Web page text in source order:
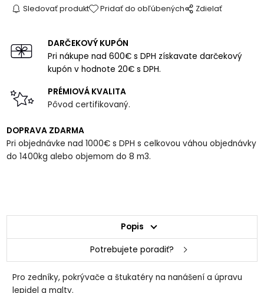
Sledovať produkt Pridať do obľúbených Zdielať
DARČEKOVÝ KUPÓN
Pri nákupe nad 600€ s DPH získavate darčekový
kupón v hodnote 20€ s DPH.
PRÉMIOVÁ KVALITA
Pôvod certifikovaný.
DOPRAVA ZDARMA
Pri objednávke nad 1000€ s DPH s celkovou váhou objednávky
do 1400kg alebo objemom do 8 m3.
Popis
Potrebujete poradiť?
Pro zedníky, pokrývače a štukatéry na nanášení a úpravu
lepidel a malty.